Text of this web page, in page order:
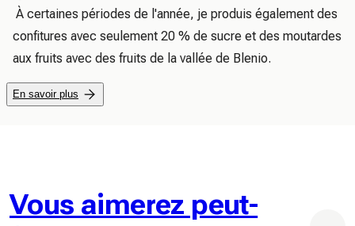
À certaines périodes de l'année, je produis également des
confitures avec seulement 20 % de sucre et des moutardes
En savoir plus
Vous aimerez peut-